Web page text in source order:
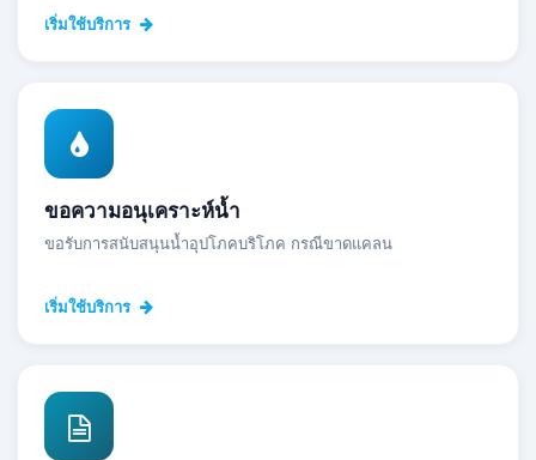
เริ่มใช้บริการ
ขอความอนุเคราะห์น้ำ
ขอรับการสนับสนุนน้ำอุปโภคบริโภค กรณีขาดแคลน
เริ่มใช้บริการ